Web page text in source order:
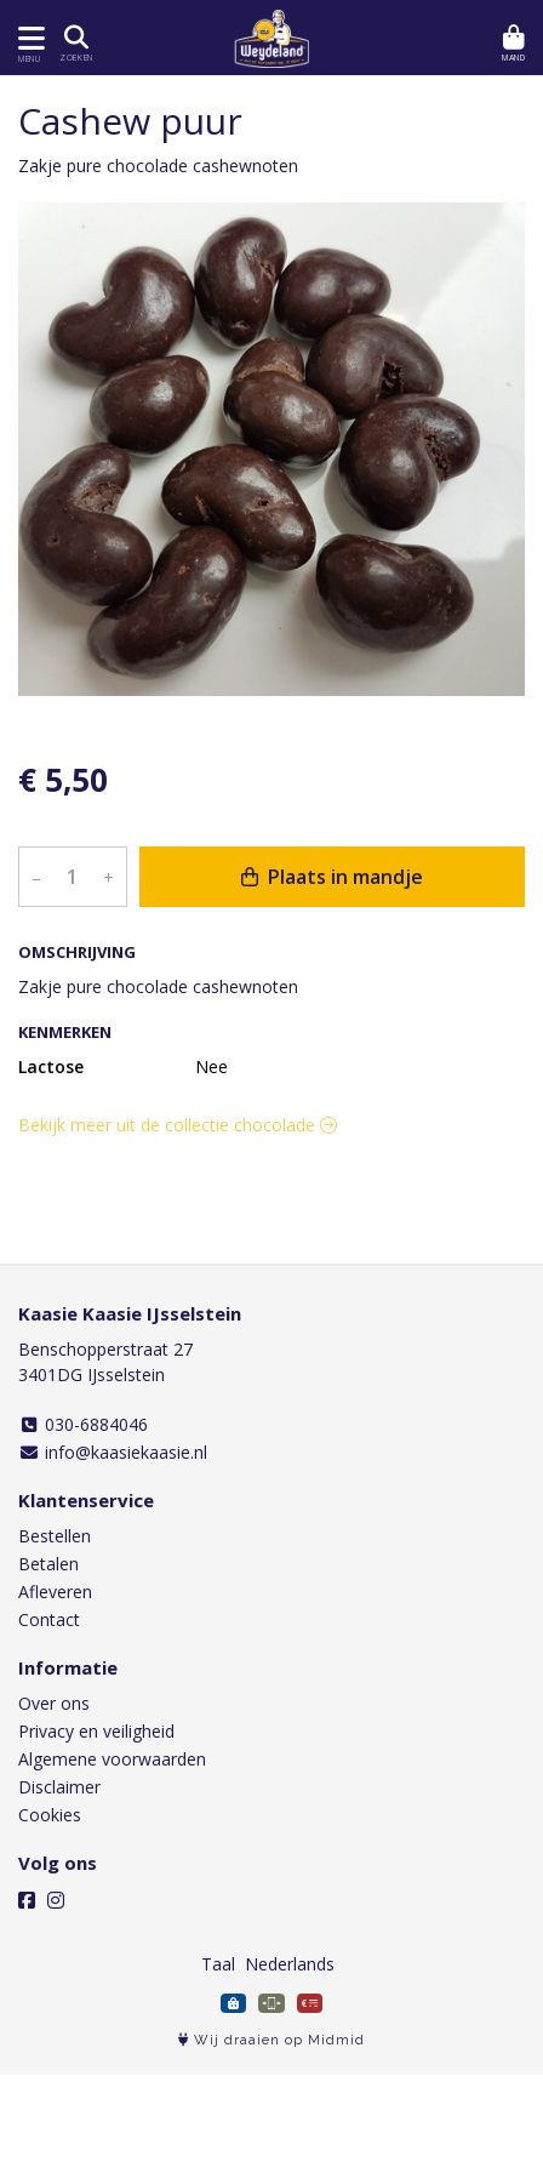
MENU ZOEKEN MAND
OMSCHRIJVING
Zakje pure chocolade cashewnoten
Cashew puur
Zakje pure chocolade cashewnoten
€ 5,50
– + Plaats in mandje
KENMERKEN
Lactose Nee
Bekijk meer uit de collectie chocolade
Kaasie Kaasie IJsselstein
Benschopperstraat 27
3401DG IJsselstein
030-6884046
info@kaasiekaasie.nl
Klantenservice
Bestellen
Betalen
Afleveren
Contact
Informatie
Over ons
Privacy en veiligheid
Algemene voorwaarden
Disclaimer
Cookies
Volg ons
Taal
Wij draaien op Midmid